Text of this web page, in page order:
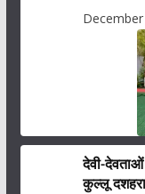
देवी-
कुल्लू